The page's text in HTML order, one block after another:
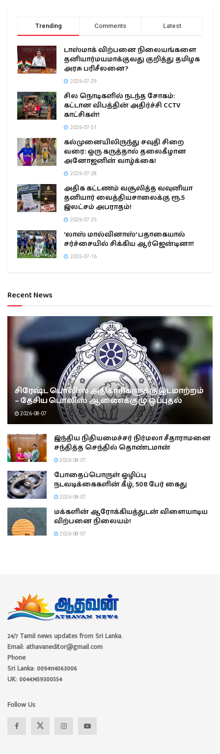
Trending Comments Latest
டாஸ்மாக் விற்பனை நிலையங்களை
தனியார்மயமாக்குவது குறித்து தமிழக
அரசு பரிசீலனை?
2026-07-29
சில நொடிகளில் நடந்த சோகம்:
கட்டான விபத்தின் அதிர்ச்சி CCTV
காட்சிகள்!
2026-07-31
கல்முனையிலிருந்து சவுதி சிறை
வரை: ஒரு கருத்தால் தலைகீழான
அனோஜனின் வாழ்க்கை!
2026-07-28
அதிக கட்டணம் வசூலித்த வவுனியா
தனியார் வைத்தியசாலைக்கு ரூ.5
இலட்சம் அபராதம்!
2026-07-29
‘லாஸ் மால்வினாஸ்’ பதாகையால்
சர்ச்சையில் சிக்கிய ஆர்ஜென்டினா!
2026-07-16
Recent News
சிரேஷ்ட பொலிஸ் அதிகாரிகளுக்கு இடமாற்றம்
– தேசிய பொலிஸ் ஆணைக்குழு ஒப்புதல்
2026-08-07
இந்திய நிதியமைச்சர் நிர்மலா சீதாராமனை
சந்தித்த செந்தில் தொண்டமான்
2026-08-07
போதைப்பொருள் ஒழிப்பு
நடவடிக்கைகளின் கீழ், 508 பேர் கைது
2026-08-07
மக்களின் ஆரோக்கியத்துடன் விளையாடிய
விற்பனை நிலையம்!
2026-08-07
24/7 Tamil news updates from Sri Lanka.
Email: athavaneditor@gmail.com
Phone
Sri Lanka: 0094114063006
UK: 00447459300554
Follow Us